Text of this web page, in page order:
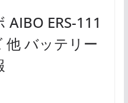
ERS-111
他 バッテリー